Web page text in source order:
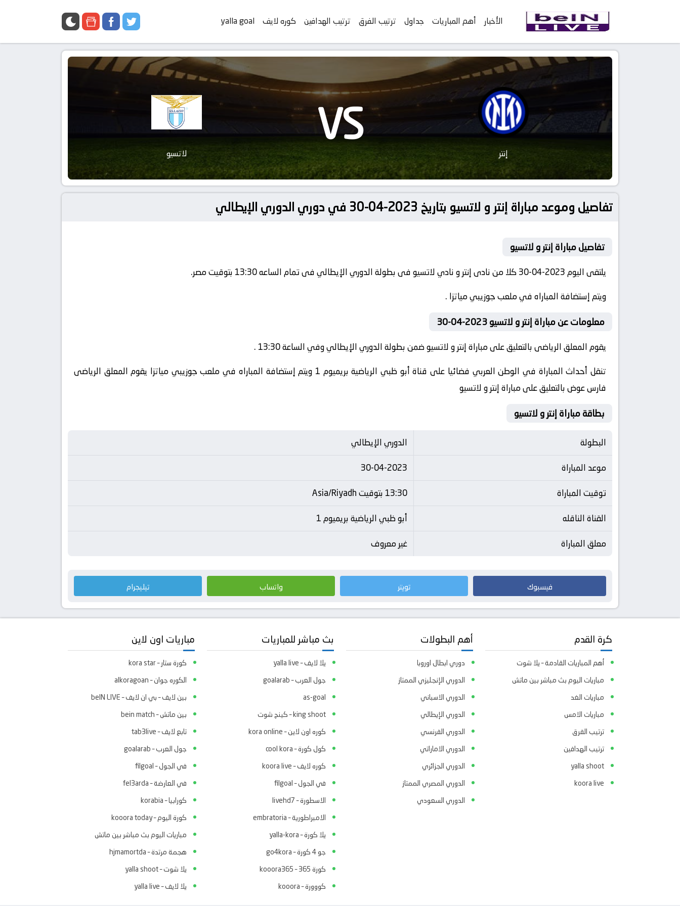
الأخبار أهم المباريات جداول ترتيب الفرق ترتيب الهدافين كوره لايف yalla goal
إنتر VS لاتسيو
تفاصيل وموعد مباراة إنتر و لاتسيو بتاريخ 2023-04-30 في دوري الدوري الإيطالي
تفاصيل مباراة إنتر و لاتسيو
يلتقى اليوم 2023-04-30 كلا من نادى إنتر و نادي لاتسيو فى بطولة الدوري الإيطالي فى تمام الساعه 13:30 بتوقيت مصر.
ويتم إستضافة المباراه في ملعب جوزيبي مياتزا .
معلومات عن مباراة إنتر و لاتسيو 2023-04-30
يقوم المعلق الرياضى بالتعليق على مباراة إنتر و لاتسيو ضمن بطولة الدوري الإيطالي وفي الساعة 13:30 .
تنقل أحداث المباراة في الوطن العربي فضائيا على قناة أبو ظبي الرياضية بريميوم 1 ويتم إستضافة المباراه في ملعب جوزيبي مياتزا يقوم المعلق الرياضى
فارس عوض بالتعليق على مباراة إنتر و لاتسيو
بطاقة مباراة إنتر و لاتسيو
البطولة
الدوري الإيطالي
موعد المباراة
30-04-2023
توقيت المباراة
13:30 بتوقيت Asia/Riyadh
القناة الناقله
أبو ظبي الرياضية بريميوم 1
معلق المباراة
غير معروف
فيسبوك تويتر واتساب تيليجرام
كرة القدم
أهم المباريات القادمة – يلا شوت
مباريات اليوم بث مباشر بين ماتش
مباريات الغد
مباريات الامس
ترتيب الفرق
ترتيب الهدافين
yalla shoot
koora live
أهم البطولات
دوري ابطال اوروبا
الدوري الإنجليزي الممتاز
الدوري الاسباني
الدوري الإيطالي
الدوري الفرنسي
الدوري الاماراتي
الدوري الجزائري
الدوري المصري الممتاز
الدوري السعودي
بث مباشر للمباريات
يلا لايف – yalla live
جول العرب – goalarab
as-goal
king shoot – كينج شوت
كوره اون لاين – kora online
كول كورة – cool kora
كوره لايف – koora live
في الجول – filgoal
الاسطورة – livehd7
الامبراطورية – embratoria
يلا كورة – yalla-kora
جو 4 كورة – go4kora
كورة 365 – kooora365
كووورة – kooora
مباريات اون لاين
كورة ستار – kora star
الكوره جوان – alkoragoan
بين لايف – بي ان لايف – beIN LIVE
بين ماتش – bein match
تابع لايف – tab3live
جول العرب – goalarab
في الجول – filgoal
في العارضة – fel3arda
كورابيا – korabia
كورة اليوم – kooora today
مباريات اليوم بث مباشر بين ماتش
هجمة مرتدة – hjmamortda
يلا شوت – yalla shoot
يلا لايف – yalla live